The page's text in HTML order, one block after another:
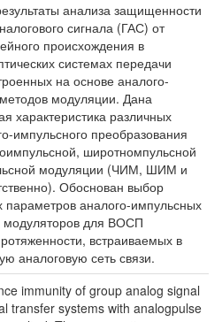
анализа защищенности
сигнала (ГАС) от
происхождения в
системах передачи
на основе аналого-
модуляции. Дана
характеристика различных
импульсного преобразования
широтномпульсной
модуляции (ЧИМ, ШИМ и
Обоснован выбор
параметров аналого-импульсных
модуляторов для ВОСП
встраиваемых в
аналоговую сеть связи.
immunity of group analog signal
transfer systems with analogpulse